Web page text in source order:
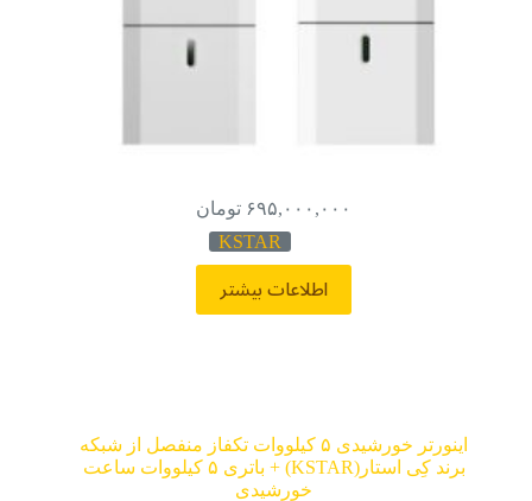
۶۹۵,۰۰۰,۰۰۰ تومان
KSTAR
اطلاعات بیشتر
اینورتر خورشیدی ۵ کیلووات تکفاز منفصل از شبکه
برند کِی استار(KSTAR) + باتری ۵ کیلووات ساعت
خورشیدی